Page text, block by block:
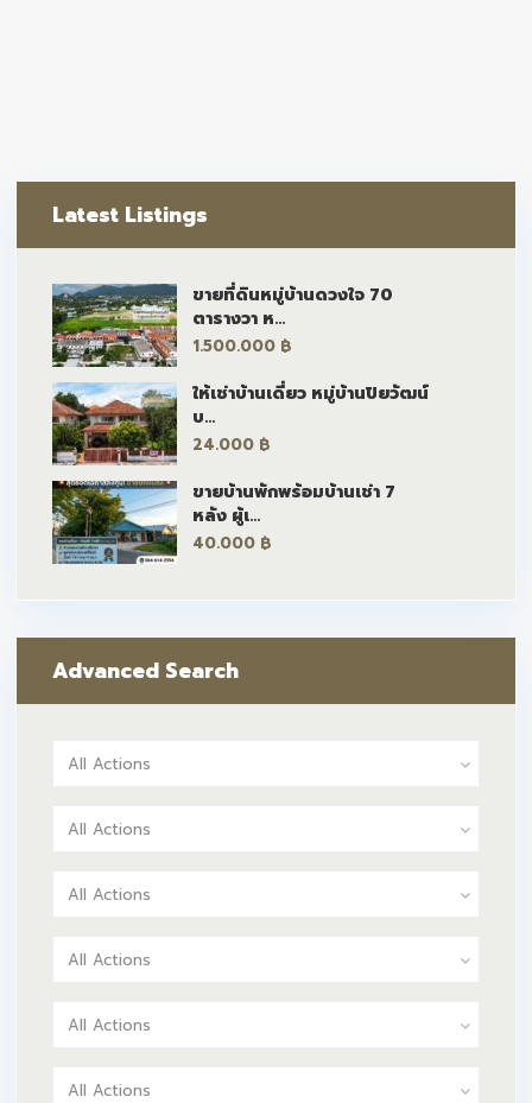
Latest Listings
ขายที่ดินหมู่บ้านดวงใจ 70
ตารางวา ห...
1.500.000 ฿
ให้เช่าบ้านเดี่ยว หมู่บ้านปิยวัฒน์
บ...
24.000 ฿
ขายบ้านพักพร้อมบ้านเช่า 7
หลัง ผู้เ...
40.000 ฿
Advanced Search
All Actions
All Actions
All Actions
All Actions
All Actions
All Actions